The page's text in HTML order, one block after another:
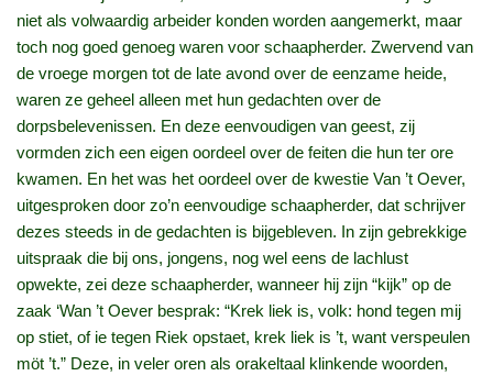
niet als volwaardig arbeider konden worden aangemerkt, maar
toch nog goed genoeg waren voor schaapherder. Zwervend van
de vroege morgen tot de late avond over de eenzame heide,
waren ze geheel alleen met hun gedachten over de
dorpsbelevenissen. En deze eenvoudigen van geest, zij
vormden zich een eigen oordeel over de feiten die hun ter ore
kwamen. En het was het oordeel over de kwestie Van ’t Oever,
uitgesproken door zo’n eenvoudige schaapherder, dat schrijver
dezes steeds in de gedachten is bijgebleven. In zijn gebrekkige
uitspraak die bij ons, jongens, nog wel eens de lachlust
opwekte, zei deze schaapherder, wanneer hij zijn “kijk” op de
zaak ‘Wan ’t Oever besprak: “Krek liek is, volk: hond tegen mij
op stiet, of ie tegen Riek opstaet, krek liek is ’t, want verspeulen
möt ’t.” Deze, in veler oren als orakeltaal klinkende woorden,